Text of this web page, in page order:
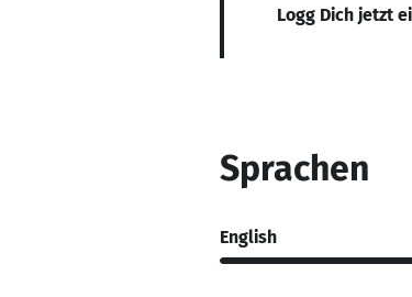
Logg Dich jetzt
Sprachen
English